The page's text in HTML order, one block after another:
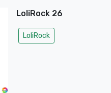
LoliRock 26
LoliRock